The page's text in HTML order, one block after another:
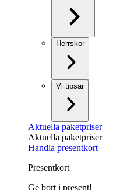
Herrskor
Vi tipsar
Aktuella paketpriser
Aktuella paketpriser
Handla presentkort
Presentkort
Ge bort i present!